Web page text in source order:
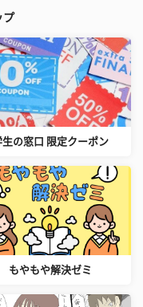
プ
生の窓口 限定クーポン
もやもや解決ゼミ